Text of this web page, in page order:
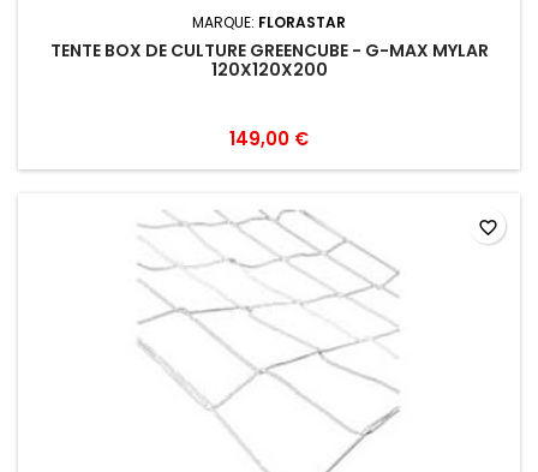
MARQUE: FLORASTAR
TENTE BOX DE CULTURE GREENCUBE - G-MAX MYLAR
120X120X200
149,00 €
favorite_border